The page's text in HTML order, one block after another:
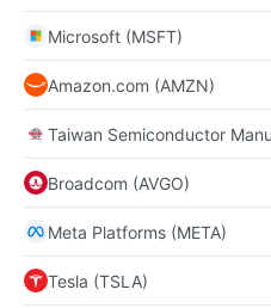
Microsoft (MSFT)
Amazon.com (AMZN)
Taiwan Semiconductor
Broadcom (AVGO)
Meta Platforms (META)
Tesla (TSLA)